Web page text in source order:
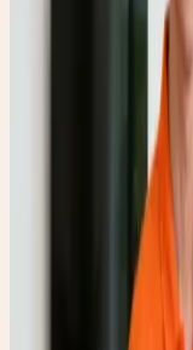
家政服务机构信用
长三角家政服务机构
上海市 5A 级家政服
全国四星级巾帼家
上海市首批员工制
二、 连锁实力与商
二十余载深耕，爱
经营领域屡获重磅